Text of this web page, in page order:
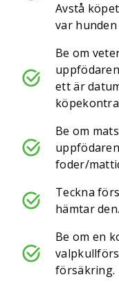
Avstå
var
Be om
ett är
Be om
foder/
Teckna
hämtar den.
Be om en
försäkring.